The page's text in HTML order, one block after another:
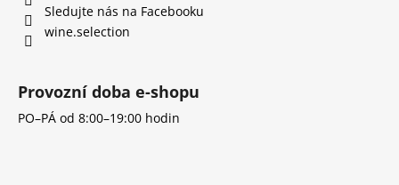
k
p
Sledujte nás na Facebooku
wine.selection
Provozní doba e-shopu
PO–PÁ od 8:00–19:00 hodin